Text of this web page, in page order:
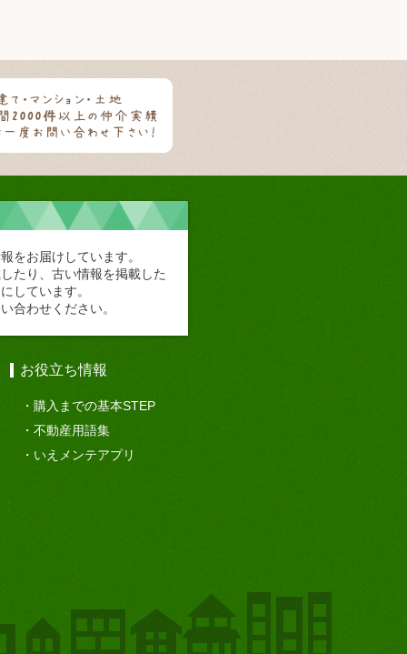
をお届けしています。
たり、古い情報を掲載した
しています。
合わせください。
お役立ち情報
購入までの基本STEP
不動産用語集
いえメンテアプリ